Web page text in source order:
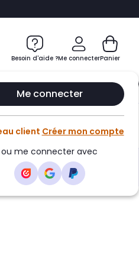
Besoin d'aide ?Me connecter
Me connecter
client Créer mon compte
ou me connecter avec
Panier
Club Infinity
au panier